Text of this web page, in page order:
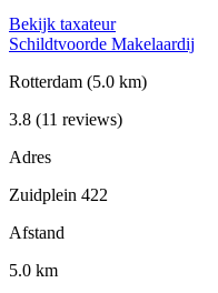
Bekijk taxateur
Schildtvoorde Makelaardij
Rotterdam (5.0 km)
3.8 (11 reviews)
Adres
Zuidplein 422
Afstand
5.0 km